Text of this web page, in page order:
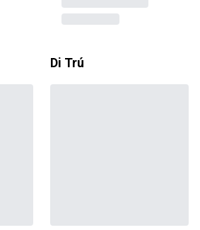
Di Trú